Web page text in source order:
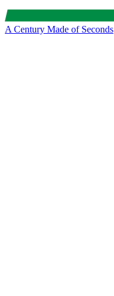
A Century Made of Seconds